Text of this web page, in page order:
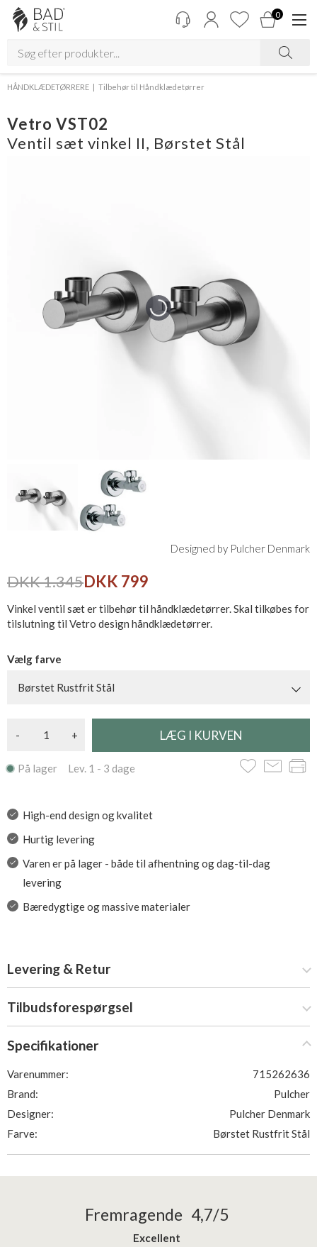
0
HÅNDKLÆDETØRRERE Tilbehør til Håndklædetørrer
Vetro VST02
Ventil sæt vinkel II, Børstet Stål
Designed by Pulcher Denmark
DKK 1.345DKK 799
Vinkel ventil sæt er tilbehør til håndklædetørrer. Skal tilkøbes for
tilslutning til Vetro design håndklædetørrer.
Vælg farve
Børstet Rustfrit Stål
- +
På lager Lev. 1 - 3 dage
High-end design og kvalitet
Hurtig levering
Varen er på lager - både til afhentning og dag-til-dag
levering
Bæredygtige og massive materialer
Levering & Retur
Tilbudsforespørgsel
Specifikationer
Varenummer:
715262636
Brand:
Pulcher
Designer:
Pulcher Denmark
Farve:
Børstet Rustfrit Stål
Fremragende 4,7/5
Excellent